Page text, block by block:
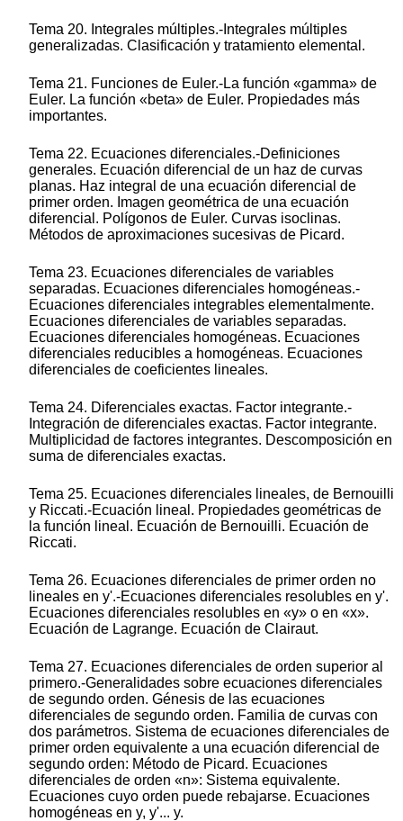
Tema 20. Integrales múltiples.-Integrales múltiples
generalizadas. Clasificación y tratamiento elemental.
Tema 21. Funciones de Euler.-La función «gamma» de
Euler. La función «beta» de Euler. Propiedades más
importantes.
Tema 22. Ecuaciones diferenciales.-Definiciones
generales. Ecuación diferencial de un haz de curvas
planas. Haz integral de una ecuación diferencial de
primer orden. Imagen geométrica de una ecuación
diferencial. Polígonos de Euler. Curvas isoclinas.
Métodos de aproximaciones sucesivas de Picard.
Tema 23. Ecuaciones diferenciales de variables
separadas. Ecuaciones diferenciales homogéneas.-
Ecuaciones diferenciales integrables elementalmente.
Ecuaciones diferenciales de variables separadas.
Ecuaciones diferenciales homogéneas. Ecuaciones
diferenciales reducibles a homogéneas. Ecuaciones
diferenciales de coeficientes lineales.
Tema 24. Diferenciales exactas. Factor integrante.-
Integración de diferenciales exactas. Factor integrante.
Multiplicidad de factores integrantes. Descomposición en
suma de diferenciales exactas.
Tema 25. Ecuaciones diferenciales lineales, de Bernouilli
y Riccati.-Ecuación lineal. Propiedades geométricas de
la función lineal. Ecuación de Bernouilli. Ecuación de
Riccati.
Tema 26. Ecuaciones diferenciales de primer orden no
lineales en y'.-Ecuaciones diferenciales resolubles en y'.
Ecuaciones diferenciales resolubles en «y» o en «x».
Ecuación de Lagrange. Ecuación de Clairaut.
Tema 27. Ecuaciones diferenciales de orden superior al
primero.-Generalidades sobre ecuaciones diferenciales
de segundo orden. Génesis de las ecuaciones
diferenciales de segundo orden. Familia de curvas con
dos parámetros. Sistema de ecuaciones diferenciales de
primer orden equivalente a una ecuación diferencial de
segundo orden: Método de Picard. Ecuaciones
diferenciales de orden «n»: Sistema equivalente.
Ecuaciones cuyo orden puede rebajarse. Ecuaciones
homogéneas en y, y'... y.